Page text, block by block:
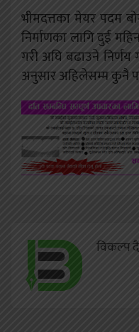
भीमदत्तका मेयर पदम
निर्माणका लागि दुई
गरी अघि बढाउने निर्णय
अनुसार अहिलेसम्म कुनै
विकल्प